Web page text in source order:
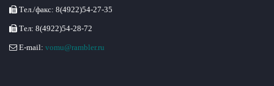
Тел./факс: 8(4922)54-27-35
Тел: 8(4922)54-28-72
E-mail: vomu@rambler.ru